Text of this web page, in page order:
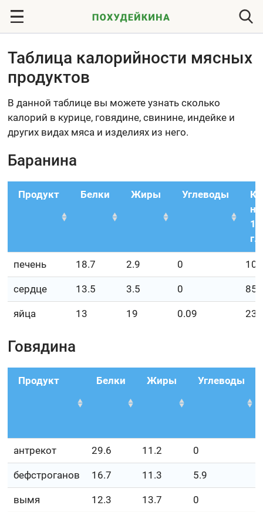
Таблица калорийности мясных
продуктов
В данной таблице вы можете узнать сколько
калорий в курице, говядине, свинине, индейке и
других видах мяса и изделиях из него.
Баранина
Продукт Белки Жиры Углеводы
на
г.
печень 18.7 2.9 0 101
сердце 13.5 3.5 0
яйца 13 19 0.09 230
Говядина
Продукт Белки Жиры Углеводы
антрекот 29.6 11.2 0
бефстроганов 16.7 11.3 5.9
вымя 12.3 13.7 0